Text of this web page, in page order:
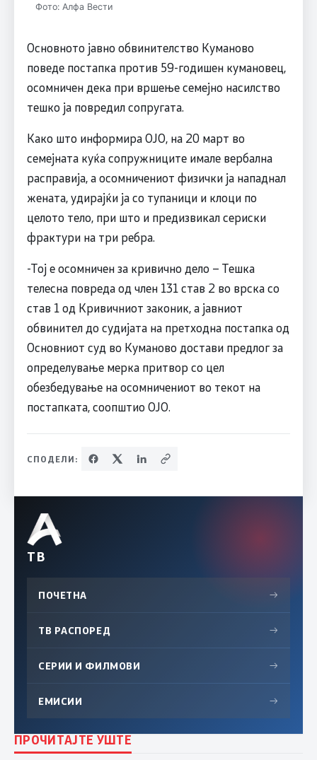
Фото: Алфа Вести
Основното јавно обвинителство Куманово
поведе постапка против 59-годишен кумановец,
осомничен дека при вршење семејно насилство
тешко ја повредил сопругата.
Како што информира ОЈО, на 20 март во
семејната куќа сопружниците имале вербална
расправија, а осомничениот физички ја нападнал
жената, удирајќи ја со тупаници и клоци по
целото тело, при што и предизвикал сериски
фрактури на три ребра.
-Тој е осомничен за кривично дело – Тешка
телесна повреда од член 131 став 2 во врска со
став 1 од Кривичниот законик, а јавниот
обвинител до судијата на претходна постапка од
Основниот суд во Куманово достави предлог за
определување мерка притвор со цел
обезбедување на осомничениот во текот на
постапката, соопштио ОЈО.
СПОДЕЛИ:
ТВ
ПОЧЕТНА →
ТВ РАСПОРЕД →
СЕРИИ И ФИЛМОВИ →
ЕМИСИИ →
ПРОЧИТАЈТЕ УШТЕ